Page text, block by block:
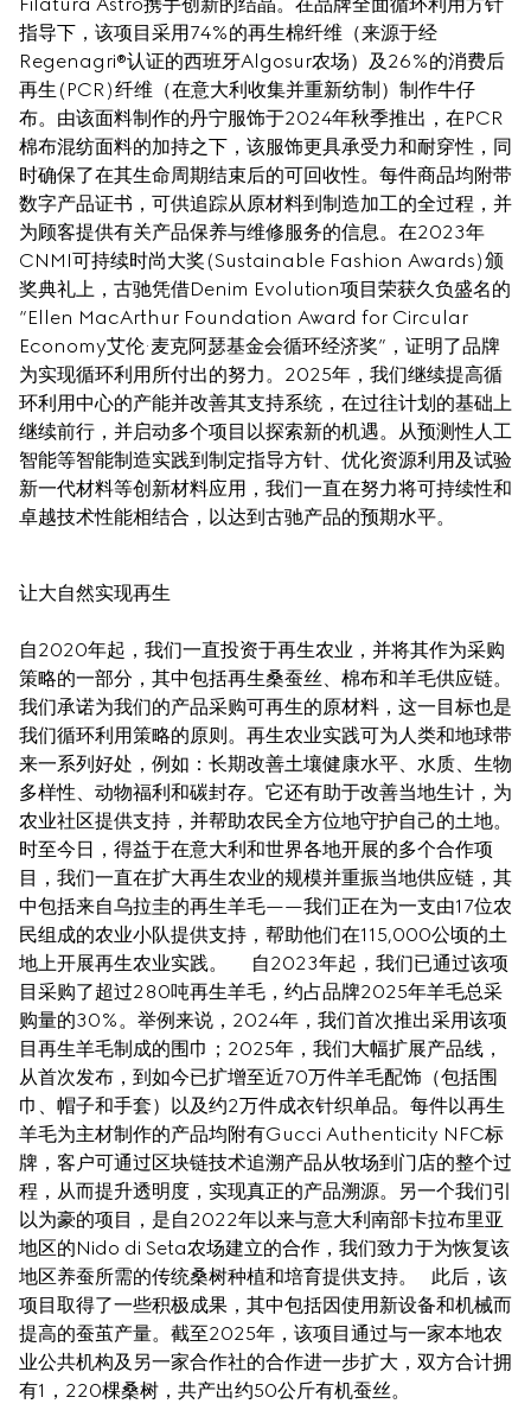
指导下，该项目采用74%的再生棉纤维（来源于经
Regenagri®认证的西班牙Algosur农场）及26%的消费后
再生(PCR)纤维（在意大利收集并重新纺制）制作牛仔
布。由该面料制作的丹宁服饰于2024年秋季推出，在PCR
棉布混纺面料的加持之下，该服饰更具承受力和耐穿性，同
时确保了在其生命周期结束后的可回收性。每件商品均附带
数字产品证书，可供追踪从原材料到制造加工的全过程，并
为顾客提供有关产品保养与维修服务的信息。在2023年
CNMI可持续时尚大奖(Sustainable Fashion Awards)颁
奖典礼上，古驰凭借Denim Evolution项目荣获久负盛名的
“Ellen MacArthur Foundation Award for Circular
Economy艾伦·麦克阿瑟基金会循环经济奖”，证明了品牌
为实现循环利用所付出的努力。2025年，我们继续提高循
环利用中心的产能并改善其支持系统，在过往计划的基础上
继续前行，并启动多个项目以探索新的机遇。从预测性人工
智能等智能制造实践到制定指导方针、优化资源利用及试验
新一代材料等创新材料应用，我们一直在努力将可持续性和
卓越技术性能相结合，以达到古驰产品的预期水平。
让大自然实现再生
自2020年起，我们一直投资于再生农业，并将其作为采购
策略的一部分，其中包括再生桑蚕丝、棉布和羊毛供应链。
我们承诺为我们的产品采购可再生的原材料，这一目标也是
我们循环利用策略的原则。再生农业实践可为人类和地球带
来一系列好处，例如：长期改善土壤健康水平、水质、生物
多样性、动物福利和碳封存。它还有助于改善当地生计，为
农业社区提供支持，并帮助农民全方位地守护自己的土地。
时至今日，得益于在意大利和世界各地开展的多个合作项
目，我们一直在扩大再生农业的规模并重振当地供应链，其
中包括来自乌拉圭的再生羊毛——我们正在为一支由17位农
民组成的农业小队提供支持，帮助他们在115,000公顷的土
地上开展再生农业实践。     自2023年起，我们已通过该项
目采购了超过280吨再生羊毛，约占品牌2025年羊毛总采
购量的30%。举例来说，2024年，我们首次推出采用该项
目再生羊毛制成的围巾；2025年，我们大幅扩展产品线，
从首次发布，到如今已扩增至近70万件羊毛配饰（包括围
巾、帽子和手套）以及约2万件成衣针织单品。每件以再生
羊毛为主材制作的产品均附有Gucci Authenticity NFC标
牌，客户可通过区块链技术追溯产品从牧场到门店的整个过
程，从而提升透明度，实现真正的产品溯源。另一个我们引
以为豪的项目，是自2022年以来与意大利南部卡拉布里亚
地区的Nido di Seta农场建立的合作，我们致力于为恢复该
地区养蚕所需的传统桑树种植和培育提供支持。   此后，该
项目取得了一些积极成果，其中包括因使用新设备和机械而
提高的蚕茧产量。截至2025年，该项目通过与一家本地农
业公共机构及另一家合作社的合作进一步扩大，双方合计拥
有1，220棵桑树，共产出约50公斤有机蚕丝。